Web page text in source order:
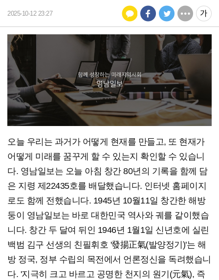
2025-10-12 23:27
오늘 우리는 과거가 어떻게 현재를 만들고, 또 현재가
어떻게 미래를 꿈꾸게 할 수 있는지 확인할 수 있습니
다. 영남일보는 오늘 아침 창간 80년의 기록을 함께 담
은 지령 제22435호를 배달했습니다. 인터넷 홈페이지
로도 함께 전했습니다. 1945년 10월11일 창간한 해방
둥이 영남일보는 바로 대한민국 역사와 궤를 같이했습
니다. 창간 두 달여 뒤인 1946년 1월1일 신년호에 실린
백범 김구 선생의 친필휘호 '發揚正氣(발양정기)'는 해
방 정국, 정부 수립의 목전에서 언론정신을 독려했습니
다. '지극히 크고 바르고 공명한 천지의 원기(元氣), 즉